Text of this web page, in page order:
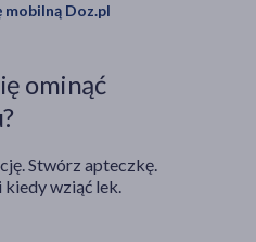
mobilną Doz.pl
ominąć
Stwórz apteczkę.
wziąć lek.